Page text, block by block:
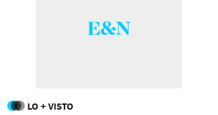
LO + VISTO